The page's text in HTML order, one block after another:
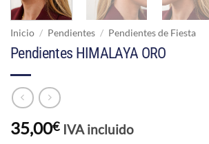
Inicio / Pendientes / Pendientes de Fiesta
Pendientes HIMALAYA ORO
35,00€ IVA incluido